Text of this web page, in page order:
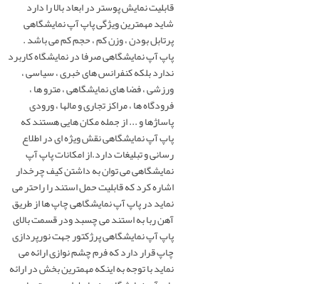
قابلیت نمایش پوستر در ابعاد بالا را دارد
شاید مهمترین ویژگی پاپ آپ نمایشگاهی
پرتابل بودن ، وزن کم ، حجم کم می باشد .
پاپ آپ نمایشگاهی صرفا در نمایشگاه کاربرد
ندارد بلکه کنفرانس های خبری ، سیاسی ،
ورزشی ، فضا های نمایشگاهی ، مترو ها ،
فرودگاه ها ، مراکز تجاری و مالها ، ورودی
پاساژها و ... از جمله مکان هایی هستند که
پاپ آپ نمایشگاهی نقش ویژه ای در اطلاع
رسانی و تبلیغات دارد.از امکانات پاپ آپ
نمایشگاهی می توان به داشتن کیف چرخدار
اشاره کرد که قابلیت حمل استند را راحتر می
نماید در پاپ آپ نمایشگاهی چاپ ها از طریق
آهن ربا به استند می چسبد ودر قسمت بالای
پاپ آپ نمایشگاهی پرژکتور جهت نورپردازی
چاپ قرار دارد که فرم چشم نوازی ارائه می
نماید با توجه به اینکه مهمترین بخش در ارائه